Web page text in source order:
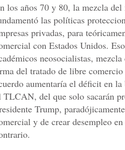
los años 70 y 80, la mezcla
las políticas
privadas, para
con Estados Unidos.
neosocialistas,
del tratado de libre
aumentaría el déficit en
TLCAN, del que solo sacarán
Trump,
y de crear desempleo